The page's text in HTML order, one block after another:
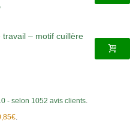
travail – motif cuillère
- selon 1052 avis clients.
.